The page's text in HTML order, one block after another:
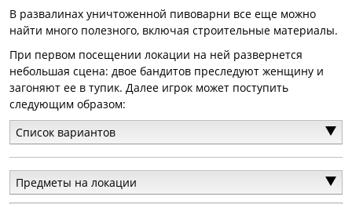
В развалинах уничтоженной пивоварни все еще можно
найти много полезного, включая строительные материалы.
При первом посещении локации на ней развернется
небольшая сцена: двое бандитов преследуют женщину и
загоняют ее в тупик. Далее игрок может поступить
следующим образом:
Список вариантов
Предметы на локации